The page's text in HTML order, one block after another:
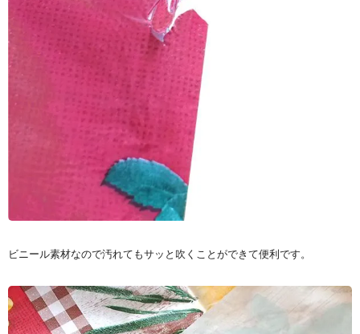
ビニール素材なので汚れてもサッと吹くことができて便利です。